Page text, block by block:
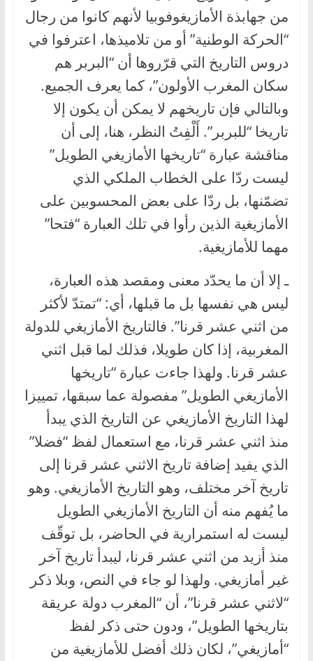
من جهابذة الأمازيغوفوبيا لأنهم كانوا من رجال
“الحركة الوطنية” أو من تلاميذها، اعترفوا في
دروس التاريخ التي قرّروها أن “البربر هم
سكان المغرب الأولون”، كما يعرف الجميع.
وبالتالي فإن تاريخهم لا يمكن أن يكون إلا
تاريخا “للبربر”. أَلْفِتُ النظر، هنا، إلى أن
مناقشة عبارة “تاريخها الأمازيغي الطويل”
ليست ردّا على الخطاب الملكي الذي
تضمّنها، بل ردّا على بعض المحسوبين على
الأمازيغية الذين رأوا في تلك العبارة “فتحا”
مهما للأمازيغية.
ـ إلا أن ما يحدّد معنى ومقصد هذه العبارة،
ليس هي نفسها بل ما قبلها، أي: “تمتدّ لأكثر
من اثني عشر قرنا”. فالتاريخ الأمازيغي للدولة
المغربية، إذا كان طويلا، فذلك لما قبل اثني
عشر قرنا. ولهذا جاءت عبارة “تاريخها
الأمازيغي الطويل” مفصولة عما سبقها، تمييزا
لهذا التاريخ الأمازيغي عن التاريخ الذي يبدأ
منذ اثني عشر قرنا، مع استعمال لفظ “فضلا”
الذي يفيد إضافة تاريخ الاثني عشر قرنا إلى
تاريخ آخر مختلف، وهو التاريخ الأمازيغي. وهو
ما يُفهم منه أن التاريخ الأمازيغي الطويل
ليست له استمرارية في الحاضر، بل توقّف
منذ أزيد من اثني عشر قرنا، ليبدأ تاريخ آخر
غير أمازيغي. ولهذا لو جاء في النص، وبلا ذكر
“لاثني عشر قرنا”، أن “المغرب دولة عريقة
بتاريخها الطويل”، ودون حتى ذكر لفظ
“أمازيغي”، لكان ذلك أفضل للأمازيغية من